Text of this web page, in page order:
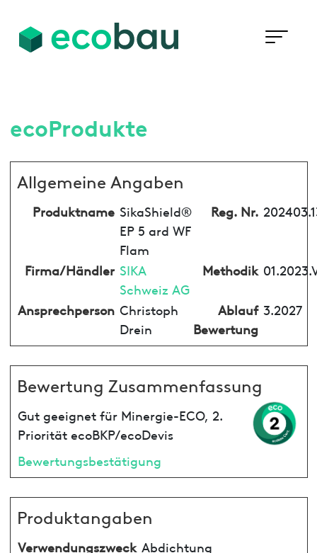
ecoProdukte
Allgemeine Angaben
Produktname SikaShield®
EP 5 ard WF
Flam
Reg. Nr.
Firma/Händler SIKA
Schweiz AG
Methodik
Ansprechperson Christoph
Drein
Ablauf
Bewertung
3.2027
Bewertung Zusammenfassung
Gut geeignet für Minergie-ECO, 2.
Priorität ecoBKP/ecoDevis
Bewertungsbestätigung
Produktangaben
Verwendungszweck Abdichtung